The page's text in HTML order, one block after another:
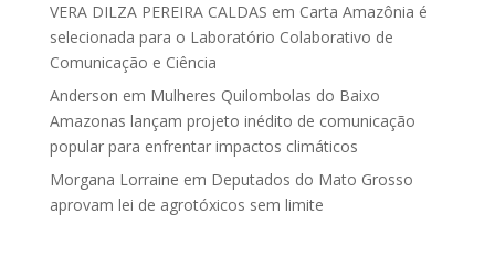
VERA DILZA PEREIRA CALDAS em Carta Amazônia é
selecionada para o Laboratório Colaborativo de
Comunicação e Ciência
Anderson em Mulheres Quilombolas do Baixo
Amazonas lançam projeto inédito de comunicação
popular para enfrentar impactos climáticos
Morgana Lorraine em Deputados do Mato Grosso
aprovam lei de agrotóxicos sem limite